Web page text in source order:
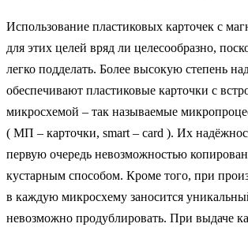
Использование пластиковых карточек с
для этих целей вряд ли целесообразно,
легко подделать. Более высокую степень
обеспечивают пластиковые карточки с
микросхемой – так называемые
( МП – карточки, smart – card ). Их
первую очередь невозможностью
кустарным способом. Кроме того, при
в каждую микросхему заносится
невозможно продублировать. При выдаче